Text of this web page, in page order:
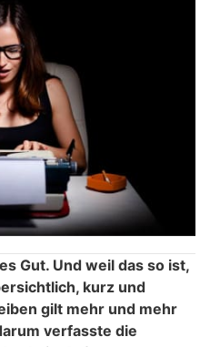
Gut. Und weil das so ist,
kurz und
gilt mehr und mehr
verfasste die